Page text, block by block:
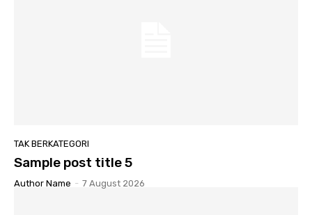
TAK BERKATEGORI
Sample post title 5
Author Name - 7 August 2026